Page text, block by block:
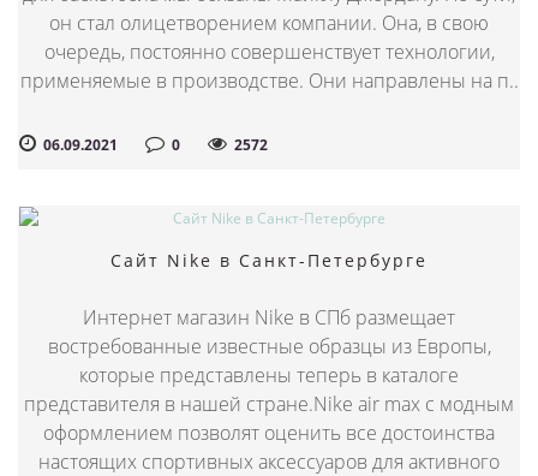
он стал олицетворением компании. Она, в свою
очередь, постоянно совершенствует технологии,
применяемые в производстве. Они направлены на п..
06.09.2021 0 2572
Сайт Nike в Санкт-Петербурге
Интернет магазин Nike в СПб размещает
востребованные известные образцы из Европы,
которые представлены теперь в каталоге
представителя в нашей стране.Nike air max с модным
оформлением позволят оценить все достоинства
настоящих спортивных аксессуаров для активного